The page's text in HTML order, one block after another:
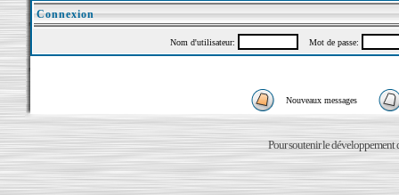
Connexion
Nom d'utilisateur: Mot de passe:
Nouveaux messages
Pour soutenir le développement